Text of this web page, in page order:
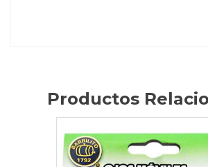
Productos